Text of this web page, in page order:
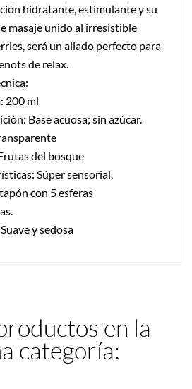
hidratante, estimulante y su
masaje unido al irresistible
será un aliado perfecto para
de relax.
200 ml
Base acuosa; sin azúcar.
del bosque
Súper sensorial,
con 5 esferas
y sedosa
en la
categoría: